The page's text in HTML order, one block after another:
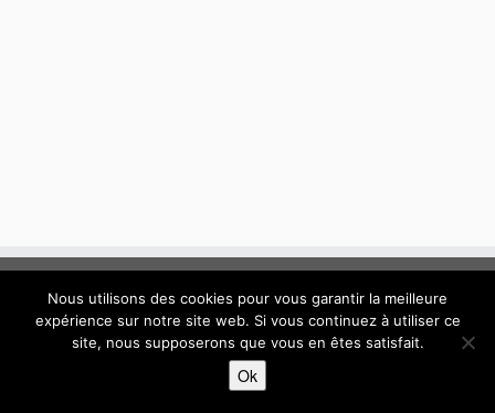
© 2015 - 2026 / Conseil Syndical de la copropriété "Connexion"
Résidence "Connexion" à Boissy-Saint-Léger - Val de Marne
Nous utilisons des cookies pour vous garantir la meilleure
expérience sur notre site web. Si vous continuez à utiliser ce
site, nous supposerons que vous en êtes satisfait.
Ok